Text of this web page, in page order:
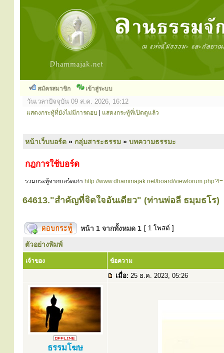
สมัครสมาชิก เข้าสู่ระบบ
วันเวลาปัจจุบัน 09 ส.ค. 2026, 16:12
แสดงกระทู้ที่ยังไม่มีการตอบ แสดงกระทู้ที่เปิดดูแล้ว
หน้าเว็บบอร์ด » กลุ่มสาระธรรม » บทความธรรมะ
กฎการใช้บอร์ด
รวมกระทู้จากบอร์ดเก่า http://www.dhammajak.net/board/
64613."สำคัญที่จิตใจอันเดียว" (ท่านพ่อลี ธมฺมธโร)
หน้า 1 จากทั้งหมด 1 [ 1 โพสต์ ]
ตัวอย่างพิมพ์
เจ้าของ ข้อความ
เมื่อ: 25 ธ.ค. 2023, 05:26
ธรรมโฆษ